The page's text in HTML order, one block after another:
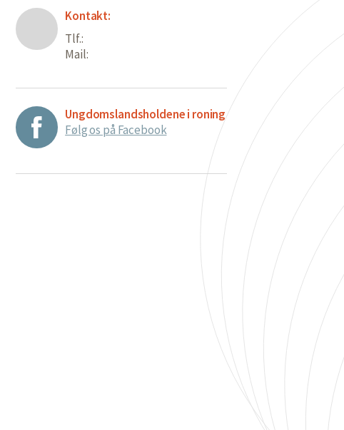
Kontakt:
Tlf.:
Mail:
Ungdomslandsholdene i roning
Følg os på Facebook